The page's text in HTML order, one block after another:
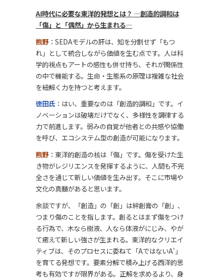
AI時代に必要な東洋的発想とは？ ―創造的調和は
「傷」と「偶然」から生まれる―
熊野 ：SEDAモデルの肝は、知を分割せず「もつ
れ」として統合しながら価値を生む点です。人は科
学的視点もアートの感性も併せ持ち、それが関係性
の中で機能する。生命・生態系の原理は複雑な社会
を紐解く力を持つと考えます。
徳田氏 ：はい、重要なのは「創造的調和」です。イ
ノベーションは破壊だけでなく、多様性を調律する
力で前進します。弱みの自覚が他者との共感や協働
を呼び、エコシステム型の創造が可能になります。
熊野 ：東洋的創造の核は「傷」です。傷を受けた生
き物がレジリエンスを発揮するように、人間も不完
全さを通じて新しい価値を生み出す。そこに市場や
文化の真髄があると思います。
余談ですが、「創造」の「創」は絆創膏の「創」、
つまり傷のことを指します。創るとはまず傷をつけ
る行為で、木なら樹液、人なら体液がにじみ、やが
て癒えて新しい強さが生まれる。東洋的なクリエイ
ティブは、そのプロセスに委ねて「AではないA'」
を育てる発想です。要素分解で積み上げる西洋的思
考も有効ですが限界がある。正解を求めるより、身